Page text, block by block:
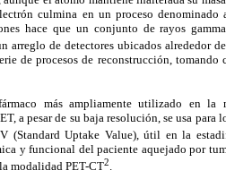
culmina en un proceso denominado
hace que un conjunto de rayos
arreglo de detectores ubicados alrededor
de procesos de reconstrucción,
más ampliamente utilizado en la
a pesar de su baja resolución, se usa
(Standard Uptake Value), útil en la
y funcional del paciente aquejado por
modalidad PET-CT2.